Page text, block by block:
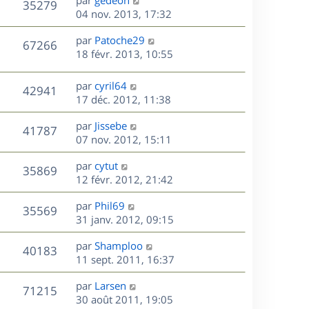
g
e
s
s
a
g
e
m
e
s
s
a
g
e
i
e
r
m
e
s
s
a
g
e
35279V
u
e
e
r
n
i
r
m
e
s
s
a
g
e
04 nov. 2013, 17:32
67266V
u
D
e
i
e
r
m
e
s
s
a
g
e
par Patoche29
18 févr. 2013, 10:55
42941
u
s
D
e
r
n
i
e
r
m
e
s
s
a
g
e
par cyril64
17 déc. 2012, 11:38
41787V
u
s
D
e
r
n
i
e
r
m
e
s
s
a
g
e
par Jissebe
07 nov. 2012, 15:11
35869V
u
s
D
e
r
n
i
e
r
m
e
s
s
par cytut
12 févr. 2012, 21:42
35569V
u
e
D
e
r
n
i
e
r
m
par Phil69
31 janv. 2012, 09:15
40183V
u
D
e
r
n
i
par Shamploo
11 sept. 2011, 16:37
71215V
D
e
par Larsen
30 août 2011, 19:05